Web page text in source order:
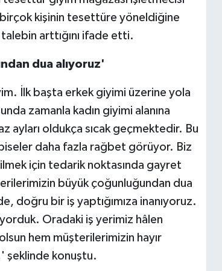
kişinin tesettüre yöneldiğine
arttığını ifade etti.
dua alıyoruz'
İlk başta erkek giyimi üzerine yola
zamanla kadın giyimi alanına
oldukça sıcak geçmektedir. Bu
daha fazla rağbet görüyor. Biz
için tedarik noktasında gayret
büyük çoğunluğundan dua
doğru bir iş yaptığımıza inanıyoruz.
Oradaki iş yerimiz hâlen
hem müşterilerimizin hayır
şeklinde konuştu.